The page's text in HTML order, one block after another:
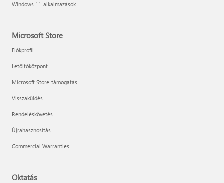
Windows 11-alkalmazások
Microsoft Store
Fiókprofil
Letöltőközpont
Microsoft Store-támogatás
Visszaküldés
Rendeléskövetés
Újrahasznosítás
Commercial Warranties
Oktatás